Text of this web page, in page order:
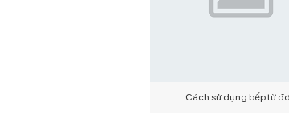
Cách sử dụng bếp từ